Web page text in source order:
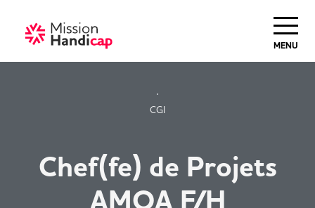
MENU
CGI
Chef(fe) de Projets